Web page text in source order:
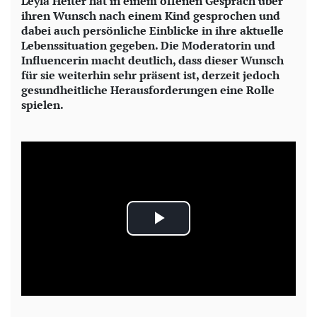
ihren Wunsch nach einem Kind gesprochen und
dabei auch persönliche Einblicke in ihre aktuelle
Lebenssituation gegeben. Die Moderatorin und
Influencerin macht deutlich, dass dieser Wunsch
für sie weiterhin sehr präsent ist, derzeit jedoch
gesundheitliche Herausforderungen eine Rolle
spielen.
P
a